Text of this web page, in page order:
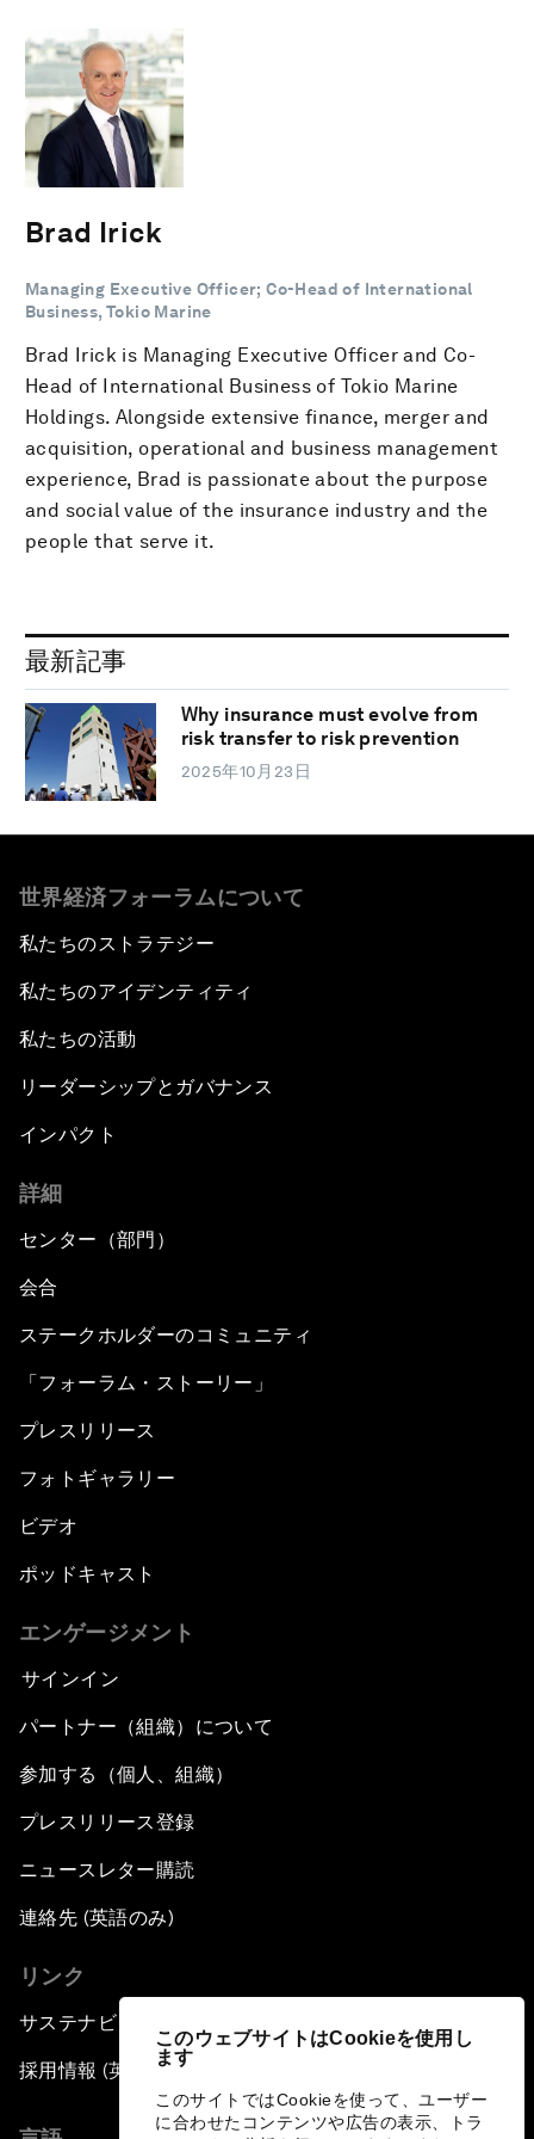
このウェブサイトはCookieを使用し
ます
このサイトではCookieを使って、ユーザー
に合わせたコンテンツや広告の表示、トラ
Brad Irick
Managing Executive Officer; Co-Head of International
Business, Tokio Marine
Brad Irick is Managing Executive Officer and Co-
Head of International Business of Tokio Marine
Holdings. Alongside extensive finance, merger and
acquisition, operational and business management
experience, Brad is passionate about the purpose
and social value of the insurance industry and the
people that serve it.
最新記事
Why insurance must evolve from
risk transfer to risk prevention
2025年10月23日
世界経済フォーラムについて
私たちのストラテジー
私たちのアイデンティティ
私たちの活動
リーダーシップとガバナンス
インパクト
詳細
センター（部門）
会合
ステークホルダーのコミュニティ
「フォーラム・ストーリー」
プレスリリース
フォトギャラリー
ビデオ
ポッドキャスト
エンゲージメント
サインイン
パートナー（組織）について
参加する（個人、組織）
プレスリリース登録
ニュースレター購読
連絡先 (英語のみ)
リンク
サステナビリティへの取り組み
採用情報 (英語のみ)